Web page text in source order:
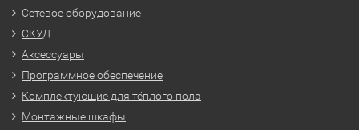
Сетевое оборудование
СКУД
Аксессуары
Программное обеспечение
Комплектующие для тёплого пола
Монтажные шкафы